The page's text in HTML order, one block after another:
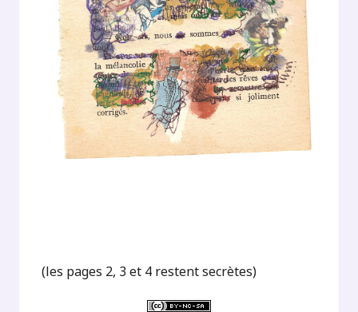
(les pages 2, 3 et 4 restent secrètes)